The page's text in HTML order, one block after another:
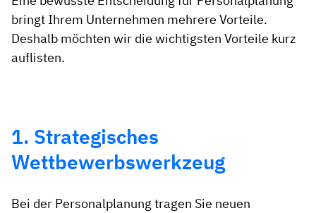
bringt Ihrem Unternehmen mehrere Vorteile.
Deshalb möchten wir die wichtigsten Vorteile kurz
auflisten.
1. Strategisches
Wettbewerbswerkzeug
Bei der Personalplanung tragen Sie neuen